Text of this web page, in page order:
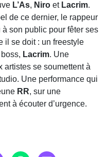
L’As, Niro et Lacrim.
de ce dernier, le rappeur
son public pour fêter ses
il se doit : un freestyle
Lacrim. Une
se soumettent à
Une performance qui
RR, sur une
à écouter d’urgence.